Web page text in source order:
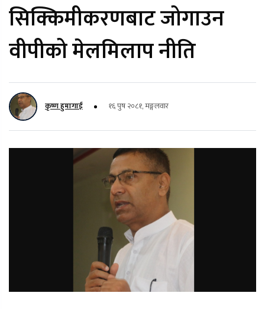
सिक्किमीकरणबाट जोगाउन
वीपीको मेलमिलाप नीति
कृष्ण हुमागाई १६ पुष २०८१, मङ्गलवार